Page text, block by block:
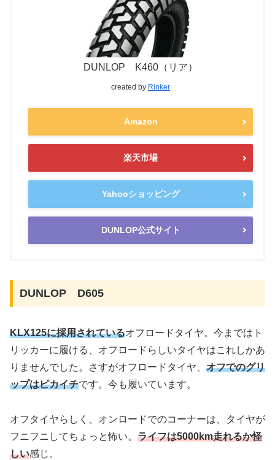
DUNLOP K460（リア）
created by Rinker
Amazon
楽天市場
Yahooショッピング
DUNLOP公式サイト
DUNLOP D605
KLX125に採用されているオフロードタイヤ。今まではト
リッカーに履ける、オフロードらしいタイヤはこれしかあ
りませんでした。さすがオフロードタイヤ、 オフでのグリ
ップはピカイチです。今も履いています。
オフタイヤらしく、オンロードでのコーナーは、タイヤが
フニフニしてちょっと怖い。 ライフは5000km走れるか怪
しい感じ。